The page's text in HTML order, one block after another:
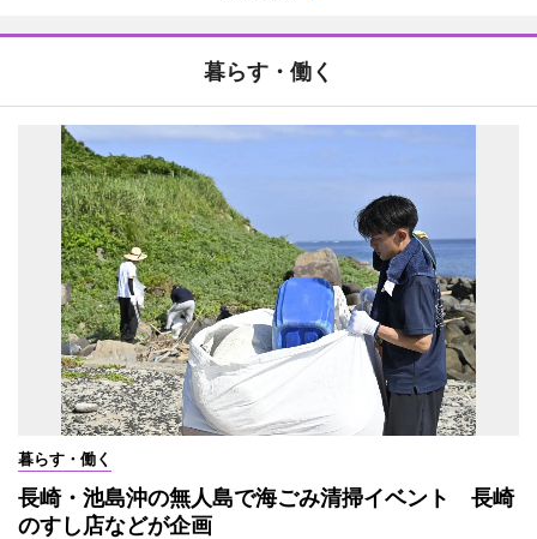
暮らす・働く
暮らす・働く
長崎・池島沖の無人島で海ごみ清掃イベント 長崎
のすし店などが企画